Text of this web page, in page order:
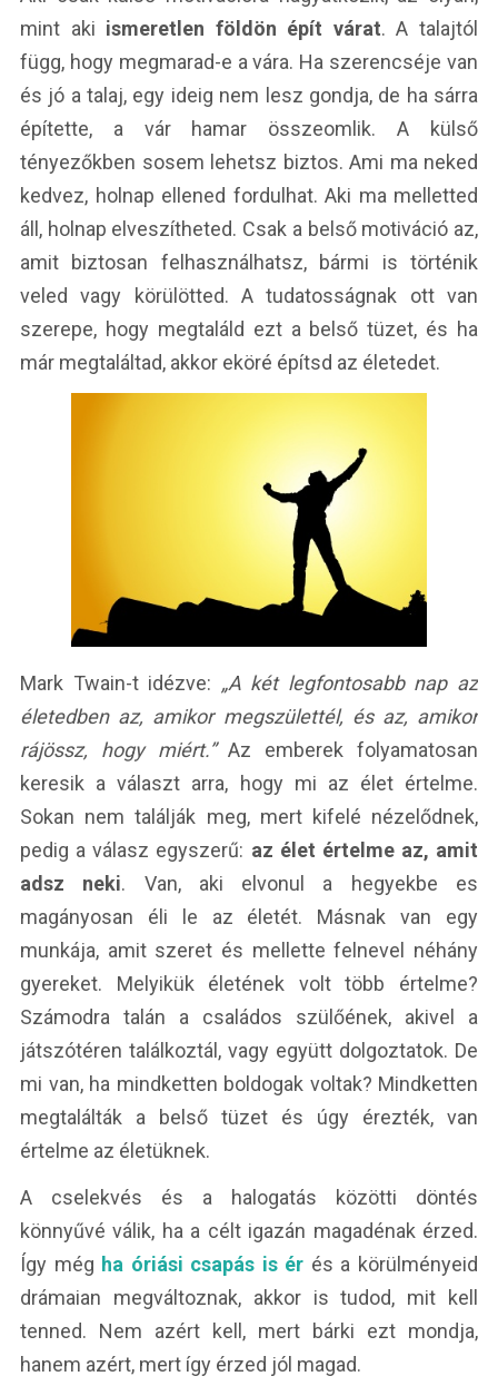
mint aki ismeretlen földön épít várat. A talajtól
függ, hogy megmarad-e a vára. Ha szerencséje van
és jó a talaj, egy ideig nem lesz gondja, de ha sárra
építette, a vár hamar összeomlik. A külső
tényezőkben sosem lehetsz biztos. Ami ma neked
kedvez, holnap ellened fordulhat. Aki ma melletted
áll, holnap elveszítheted. Csak a belső motiváció az,
amit biztosan felhasználhatsz, bármi is történik
veled vagy körülötted. A tudatosságnak ott van
szerepe, hogy megtaláld ezt a belső tüzet, és ha
már megtaláltad, akkor eköré építsd az életedet.
Mark Twain-t idézve: „A két legfontosabb nap az
életedben az, amikor megszülettél, és az, amikor
rájössz, hogy miért.”Az emberek folyamatosan
keresik a választ arra, hogy mi az élet értelme.
Sokan nem találják meg, mert kifelé nézelődnek,
pedig a válasz egyszerű: az élet értelme az, amit
adsz neki. Van, aki elvonul a hegyekbe es
magányosan éli le az életét. Másnak van egy
munkája, amit szeret és mellette felnevel néhány
gyereket. Melyikük életének volt több értelme?
Számodra talán a családos szülőének, akivel a
játszótéren találkoztál, vagy együtt dolgoztatok. De
mi van, ha mindketten boldogak voltak? Mindketten
megtalálták a belső tüzet és úgy érezték, van
értelme az életüknek.
A cselekvés és a halogatás közötti döntés
könnyűvé válik, ha a célt igazán magadénak érzed.
Így még ha óriási csapás is ér és a körülményeid
drámaian megváltoznak, akkor is tudod, mit kell
tenned. Nem azért kell, mert bárki ezt mondja,
hanem azért, mert így érzed jól magad.